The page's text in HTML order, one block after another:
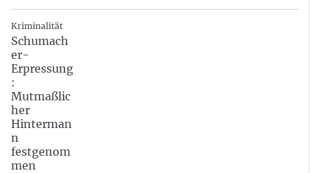
Kriminalität
Schumach
er-
Erpressung
:
Mutmaßlic
her
Hinterman
n
festgenom
men